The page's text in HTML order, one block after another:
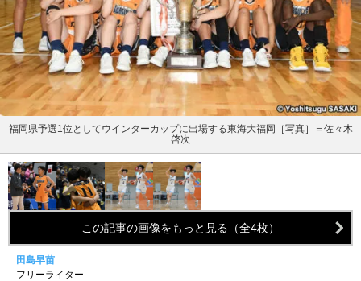
福岡県予選1位としてウインターカップに出場する東海大福岡［写真］＝佐々木
啓次
この記事の画像をもっと見る（全4枚）
田島早苗
フリーライター